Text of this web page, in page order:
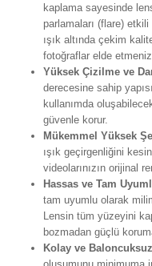
kaplama sayesinde
parlamaları (flare)
ışık altında çekim
fotoğraflar elde
Yüksek Çizilme ve
derecesine sahip
kullanımda
güvenle korur.
Mükemmel Yüksek
ışık geçirgenliğini
videolarınızın orijinal
Hassas ve Tam
tam uyumlu olarak
Lensin tüm yüzeyini
bozmadan güçlü
Kolay ve